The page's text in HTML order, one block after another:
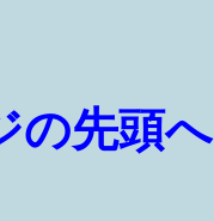
の先頭へ